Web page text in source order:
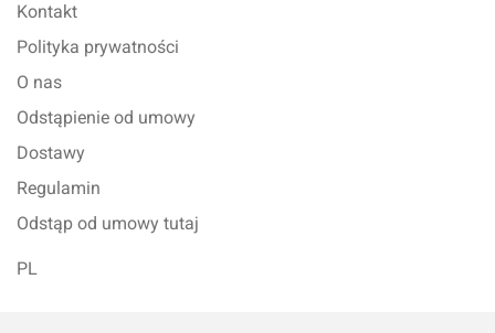
Kontakt
Polityka prywatności
O nas
Odstąpienie od umowy
Dostawy
Regulamin
Odstąp od umowy tutaj
PL